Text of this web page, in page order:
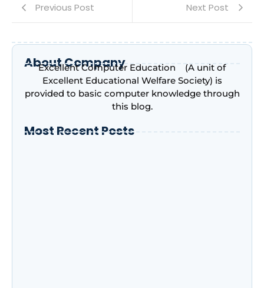
Previous Post Next Post
About Company
Excellent Computer Education (A unit of
Excellent Educational Welfare Society) is
provided to basic computer knowledge through
this blog.
Most Recent Posts